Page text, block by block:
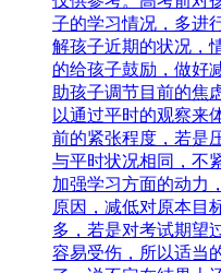
子的学习情况，多进
解孩子近期的状况，
的给孩子鼓励，做好
助孩子调节目前的焦
以通过平时的观察来
前的紧张程度，若是
与平时状况相同，不
加强学习方面的动力
原因，减低对原本目
多，若是对考试期望
容易受伤，所以适当